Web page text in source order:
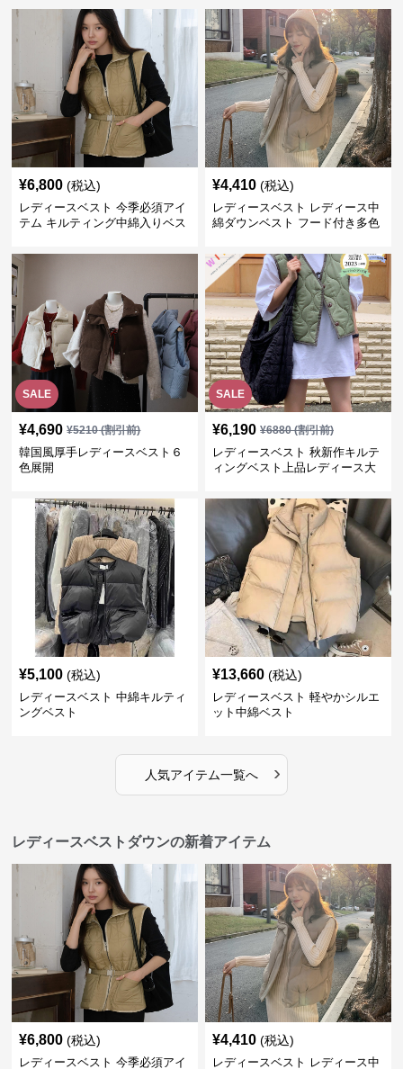
¥6,800 (税込)
レディースベスト 今季必須アイ
テム キルティング中綿入りベス
¥4,410 (税込)
レディースベスト レディース中
綿ダウンベスト フード付き多色
SALE
¥4,690 ¥5210(割引前)
韓国風厚手レディースベスト６
色展開
SALE
¥6,190 ¥6880(割引前)
レディースベスト 秋新作キルテ
ィングベスト上品レディース大
¥5,100 (税込)
レディースベスト 中綿キルティ
ングベスト
¥13,660 (税込)
レディースベスト 軽やかシルエ
ット中綿ベスト
人気アイテム一覧へ ›
レディースベストダウンの新着アイテム
¥6,800 (税込)
レディースベスト 今季必須アイ
¥4,410 (税込)
レディースベスト レディース中